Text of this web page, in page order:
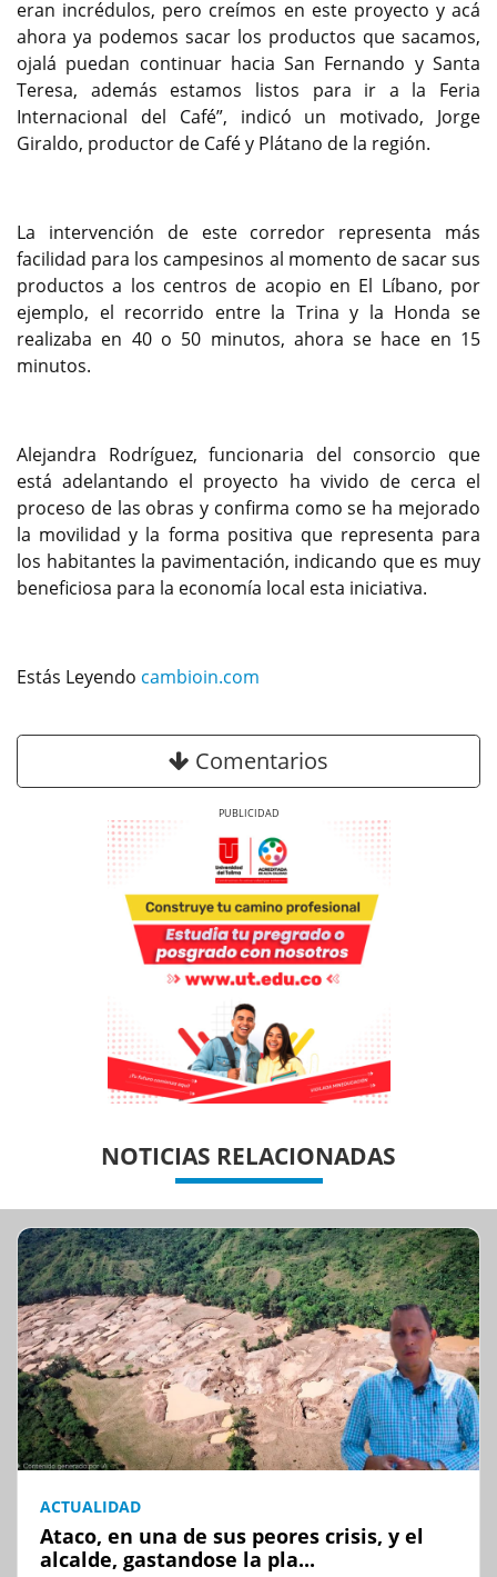
eran incrédulos, pero creímos en este proyecto y acá
ahora ya podemos sacar los productos que sacamos,
ojalá puedan continuar hacia San Fernando y Santa
Teresa, además estamos listos para ir a la Feria
Internacional del Café”, indicó un motivado, Jorge
Giraldo, productor de Café y Plátano de la región.
La intervención de este corredor representa más
facilidad para los campesinos al momento de sacar sus
productos a los centros de acopio en El Líbano, por
ejemplo, el recorrido entre la Trina y la Honda se
realizaba en 40 o 50 minutos, ahora se hace en 15
minutos.
Alejandra Rodríguez, funcionaria del consorcio que
está adelantando el proyecto ha vivido de cerca el
proceso de las obras y confirma como se ha mejorado
la movilidad y la forma positiva que representa para
los habitantes la pavimentación, indicando que es muy
beneficiosa para la economía local esta iniciativa.
Estás Leyendo cambioin.com
Comentarios
NOTICIAS RELACIONADAS
ACTUALIDAD
Ataco, en una de sus peores crisis, y el
alcalde, gastandose la pla...